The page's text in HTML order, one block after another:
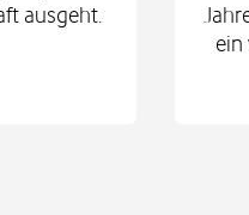
ausgeht.
ein